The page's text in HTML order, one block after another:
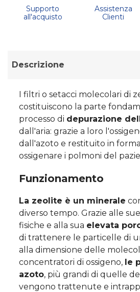
Supporto
all'acquisto
Assistenza
Clienti
Descrizione
I filtri o setacci molecolari di
costituiscono la parte
processo di depurazione
dall'aria: grazie a loro
dall'azoto e restituito in
ossigenare i polmoni del
Funzionamento
La zeolite è un minerale
diverso tempo. Grazie alle
fisiche e alla sua elevata
di trattenere le particelle di
alla dimensione delle
concentratori di ossigeno, le
azoto, più grandi di quelle
vengono trattenute e